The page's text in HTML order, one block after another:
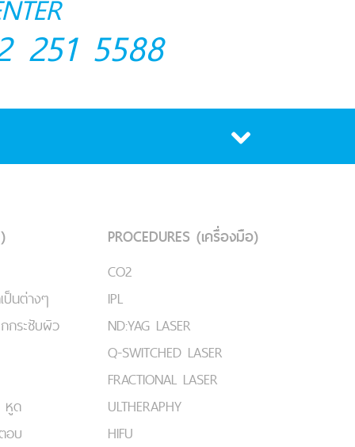
251 5588
นต่างๆ
ระชับผิว
หูด
อบ
PROCEDURES (เครื่องมือ)
CO2
IPL
ND:YAG LASER
Q-SWITCHED LASER
FRACTIONAL LASER
ULTHERAPHY
HIFU